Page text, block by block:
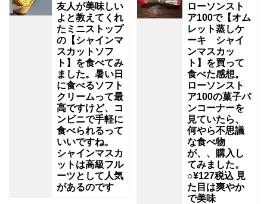
友人が美味しい
よと教えてくれ
たミニストップ
の【シャインマ
スカットソフ
ト】を食べてみ
ました。暑い日
に食べるソフト
クリームって最
高ですけど、コ
ンビニで手軽に
食べられるって
いいですね。
シャインマスカ
ットは高級フル
ーツとして人気
があるのです
ローソンスト
ア100で【オム
レット蒸しケ
ーキ シャイ
ンマスカッ
ト】を買って
食べた感想。
ローソンスト
ア100の菓子パ
ンコーナーを
見ていたら、
何やら不思議
な食べ物
が、、購入し
てみました。
○¥127税込 見
た目は爽やか
で美味